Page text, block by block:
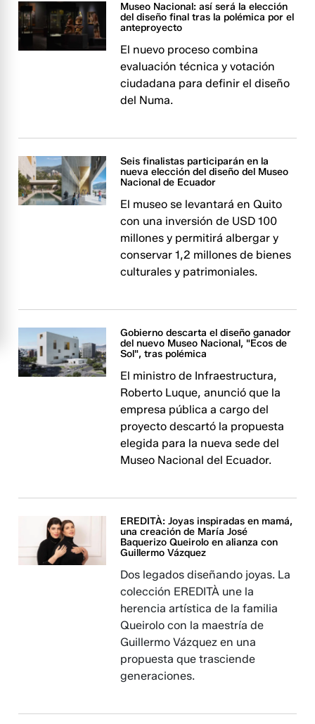
Museo Nacional: así será la elección
del diseño final tras la polémica por el
anteproyecto
El nuevo proceso combina
evaluación técnica y votación
ciudadana para definir el diseño
del Numa.
Seis finalistas participarán en la
nueva elección del diseño del Museo
Nacional de Ecuador
El museo se levantará en Quito
con una inversión de USD 100
millones y permitirá albergar y
conservar 1,2 millones de bienes
culturales y patrimoniales.
Gobierno descarta el diseño ganador
del nuevo Museo Nacional, "Ecos de
Sol", tras polémica
El ministro de Infraestructura,
Roberto Luque, anunció que la
empresa pública a cargo del
proyecto descartó la propuesta
elegida para la nueva sede del
Museo Nacional del Ecuador.
EREDITÀ: Joyas inspiradas en mamá,
una creación de María José
Baquerizo Queirolo en alianza con
Guillermo Vázquez
Dos legados diseñando joyas. La
colección EREDITÀ une la
herencia artística de la familia
Queirolo con la maestría de
Guillermo Vázquez en una
propuesta que trasciende
generaciones.